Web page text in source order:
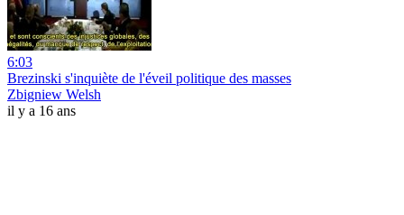
6:03
Brezinski s'inquiète de l'éveil politique des masses
Zbigniew Welsh
il y a 16 ans